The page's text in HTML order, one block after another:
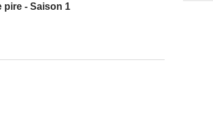
pire - Saison 1